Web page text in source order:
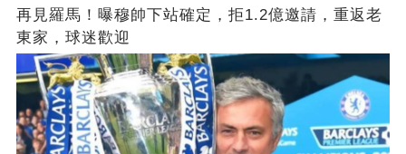
再見羅馬！曝穆帥下站確定，拒1.2億邀請，重返老
東家，球迷歡迎